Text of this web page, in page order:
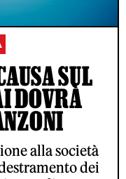
SUL
DOVRÀ
alla società
dei